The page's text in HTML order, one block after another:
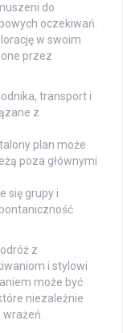
do
oczekiwań.
w swoim
przez
transport i
z
plan może
poza głównymi
się grupy i
z
i stylowi
może być
niezależnie
wrażeń.